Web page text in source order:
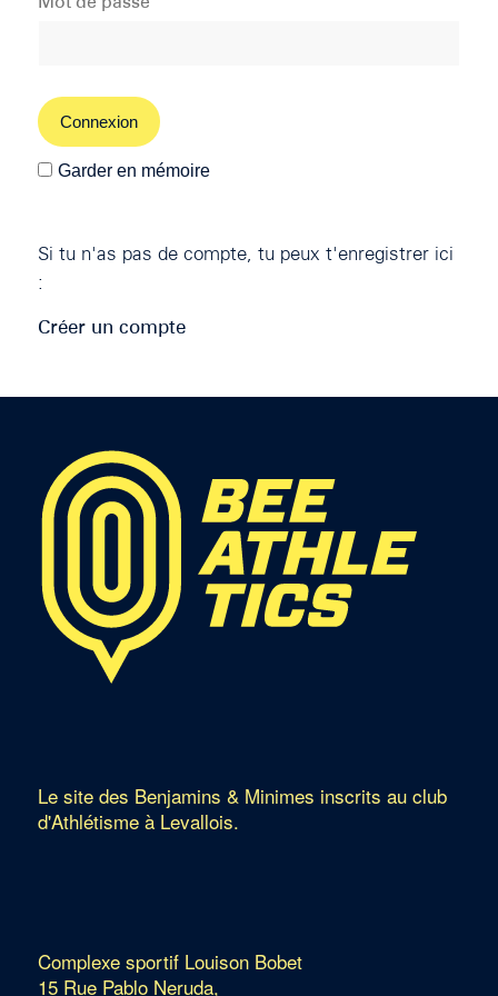
Garder en mémoire
Si tu n'as pas de compte, tu peux t'enregistrer ici
:
Créer un compte
Le site des Benjamins & Minimes inscrits au club
d'Athlétisme à Levallois.
Complexe sportif Louison Bobet
15 Rue Pablo Neruda,